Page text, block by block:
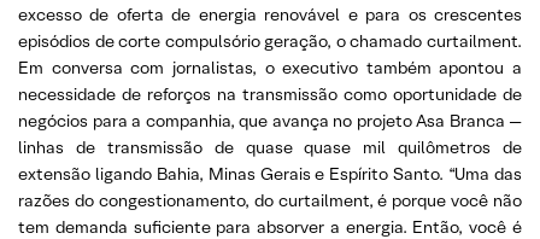
excesso de oferta de energia renovável e para os crescentes
episódios de corte compulsório geração, o chamado curtailment.
Em conversa com jornalistas, o executivo também apontou a
necessidade de reforços na transmissão como oportunidade de
negócios para a companhia, que avança no projeto Asa Branca —
linhas de transmissão de quase quase mil quilômetros de
extensão ligando Bahia, Minas Gerais e Espírito Santo. “Uma das
razões do congestionamento, do curtailment, é porque você não
tem demanda suficiente para absorver a energia. Então, você é